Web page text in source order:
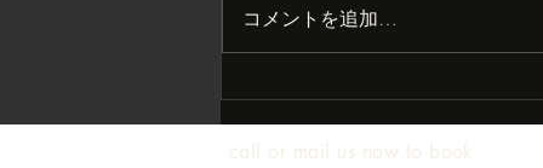
まさかの大打撃？
コメントを追加…
call or mail us now to book